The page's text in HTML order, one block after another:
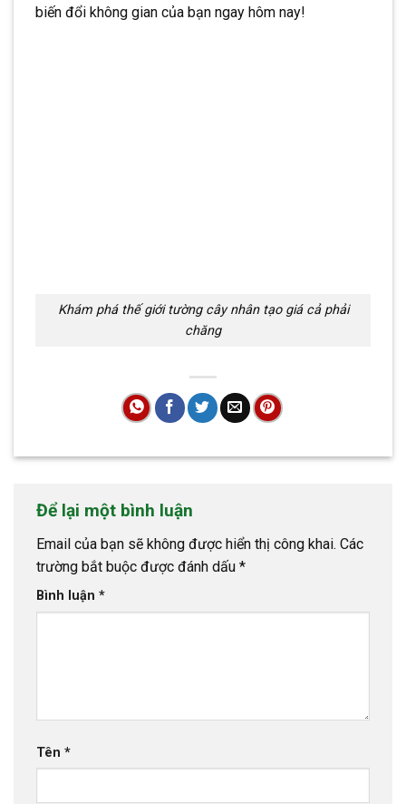
biến đổi không gian của bạn ngay hôm nay!
Khám phá thế giới tường cây nhân tạo giá cả phải
chăng
Để lại một bình luận
Email của bạn sẽ không được hiển thị công khai. Các
trường bắt buộc được đánh dấu *
Bình luận *
Tên *